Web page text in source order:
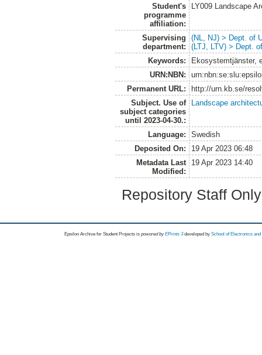
Student's
programme
affiliation:
LY009 Landscape
Supervising
department:
(NL, NJ) > Dept. of
(LTJ, LTV) > Dept.
Keywords:
Ekosystemtjänster,
URN:NBN:
Permanent URL:
http://urn.kb.se/
Subject. Use of
subject categories
until 2023-04-30.:
Landscape
Language:
Swedish
Deposited On:
19 Apr 2023 06:48
Metadata Last
Modified:
19 Apr 2023 14:40
Repository Staff
Epsilon Archive for Student Projects is powored byEPrints 3 developed by School of Electronics